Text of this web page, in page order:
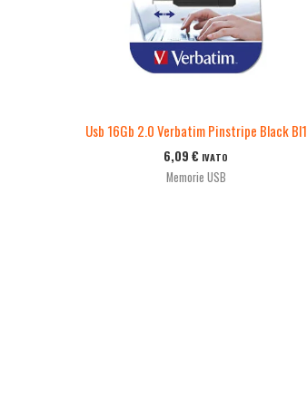
Usb 16Gb 2.0 Verbatim Pinstripe Black Bl1
6,09 € IVATO
Memorie USB